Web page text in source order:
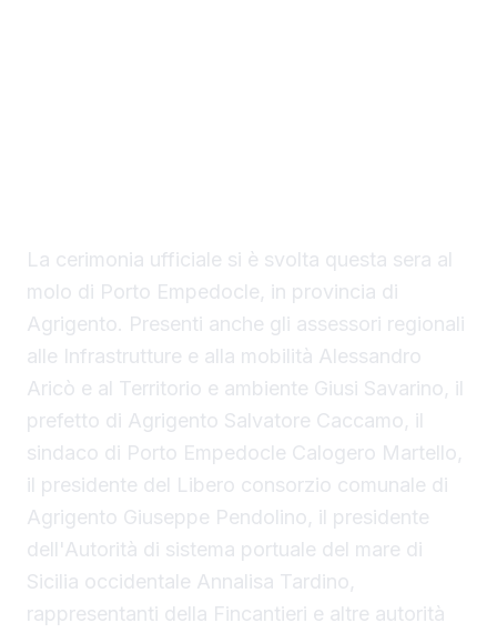
La cerimonia ufficiale si è svolta questa sera al
molo di Porto Empedocle, in provincia di
Agrigento. Presenti anche gli assessori regionali
alle Infrastrutture e alla mobilità Alessandro
Aricò e al Territorio e ambiente Giusi Savarino, il
prefetto di Agrigento Salvatore Caccamo, il
sindaco di Porto Empedocle Calogero Martello,
il presidente del Libero consorzio comunale di
Agrigento Giuseppe Pendolino, il presidente
dell'Autorità di sistema portuale del mare di
Sicilia occidentale Annalisa Tardino,
rappresentanti della Fincantieri e altre autorità